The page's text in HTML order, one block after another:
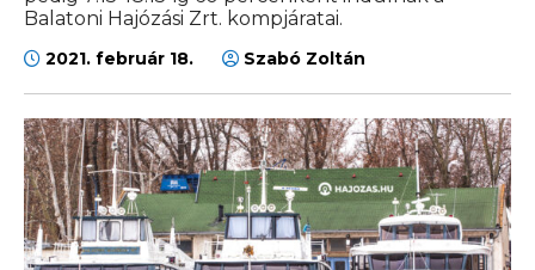
Balatoni Hajózási Zrt. kompjáratai.
2021. február 18. Szabó Zoltán